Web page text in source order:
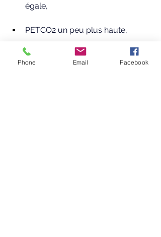
égale,
PETCO2 un peu plus haute,
FC variable selon l’arbitrage
“respiration lente” vs “coût
Phone Email Facebook